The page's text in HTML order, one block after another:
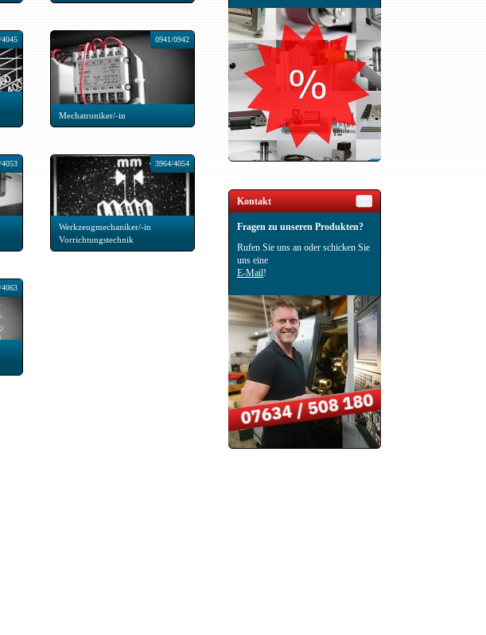
4045 0941/0942
Mechatroniker/-in
4053 3964/4054
Werkzeugmechaniker/-in
Vorrichtungstechnik
4063
Kontakt
Fragen zu unseren Produkten?
Rufen Sie uns an oder schicken Sie
uns eine
E-Mail!